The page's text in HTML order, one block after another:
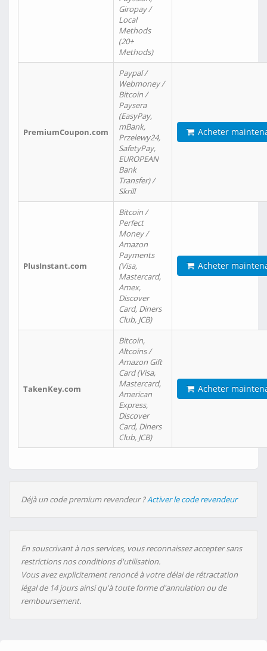
Giropay /
Local
Methods
(20+
Methods)
PremiumCoupon.com
Paypal /
Webmoney /
Bitcoin /
Paysera
(EasyPay,
mBank,
Przelewy24,
SafetyPay,
EUROPEAN
Bank
Transfer) /
Skrill
Acheter
PlusInstant.com
Bitcoin /
Perfect
Money /
Amazon
Payments
(Visa,
Mastercard,
Amex,
Discover
Card, Diners
Club, JCB)
Acheter
TakenKey.com
Bitcoin,
Altcoins /
Amazon Gift
Card (Visa,
Mastercard,
American
Express,
Discover
Card, Diners
Club, JCB)
Acheter
Déjà un code premium revendeur ?Activer le code revendeur
En souscrivant à nos services, vous reconnaissez accepter sans
restrictions nos conditions d'utilisation.
Vous avez explicitement renoncé à votre délai de rétractation
légal de 14 jours ainsi qu'à toute forme d'annulation ou de
remboursement.